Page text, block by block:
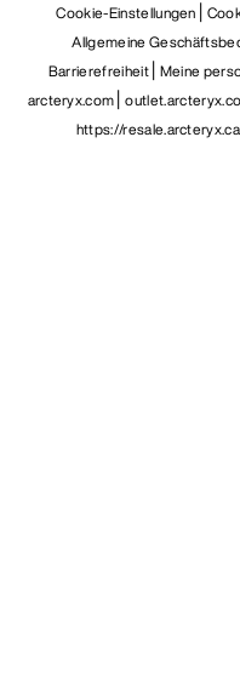
Cookie-Einstellungen
Allgemeine
Barrierefreiheit Meine
arcteryx.com
https://resale.arcteryx.ca